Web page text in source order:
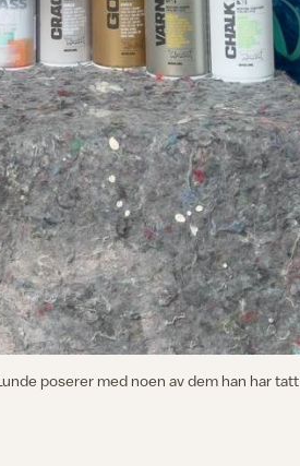
poserer med noen av dem han har tatt